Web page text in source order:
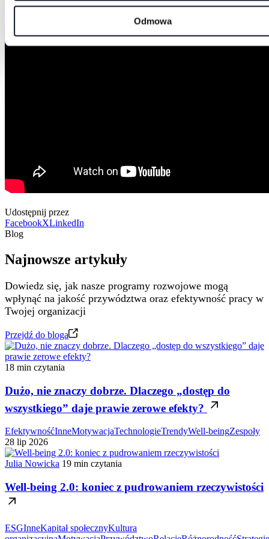
Odmowa
Udostępnij przez
FacebookXLinkedIn
Blog
Najnowsze artykuły
Dowiedz się, jak nasze programy rozwojowe mogą
wpłynąć na jakość przywództwa oraz efektywność pracy w
Twojej organizacji
Przejdź do bloga
18 min czytania
Dużo, nie znaczy dobrze. Dlaczego „dostęp do
wszystkiego” daje prawie zerowe efekty?
EfektywnośćInneMotywacjaTechnologieTrendyWell-beingZespoły
28 lip 2026
Julia Nowicka 19 min czytania
Well-being 2.0: koniec z pudrowaniem rzeczywistości
ESGInneKapitał społecznyKultura